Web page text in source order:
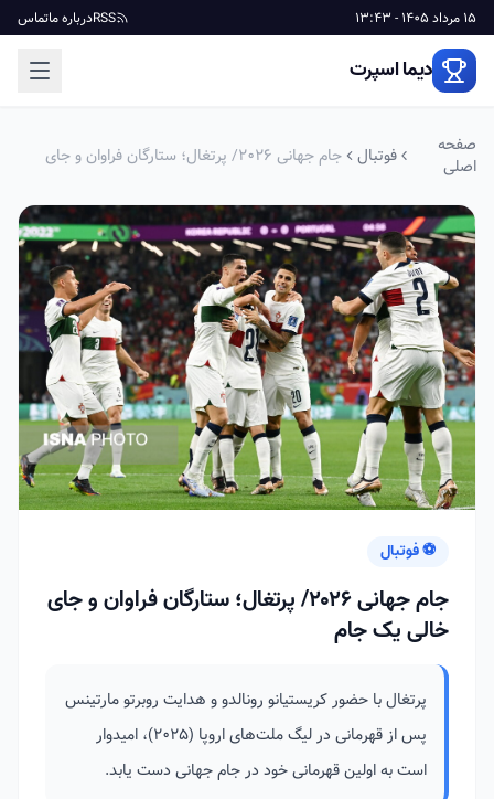
15 مرداد 1405 - 13:43 RSSدرباره ماتماس
دیما اسپرت
صفحه
اصلی
فوتبال
جام جهانی ۲۰۲۶/ پرتغال؛ ستارگان فراوان و جای
⚽ فوتبال
جام جهانی ۲۰۲۶/ پرتغال؛ ستارگان فراوان و جای
خالی یک جام
پرتغال با حضور کریستیانو رونالدو و هدایت روبرتو مارتینس
پس از قهرمانی در لیگ ملت‌های اروپا (۲۰۲۵)، امیدوار
است به اولین قهرمانی خود در جام جهانی دست یابد.